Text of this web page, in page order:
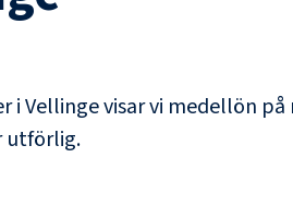
iVellingevisar vi medellön
utförlig.